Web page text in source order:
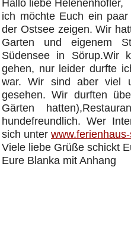
Hallo liebe Helenenhöfler,
ich möchte Euch ein
der Ostsee zeigen. Wir
Garten und eigenem
Südensee in Sörup.Wir
gehen, nur leider durfte
war. Wir sind aber viel
gesehen. Wir durften
Gärten
hundefreundlich. Wer
sich unter
Viele liebe Grüße schickt
Eure Blanka mit Anhang